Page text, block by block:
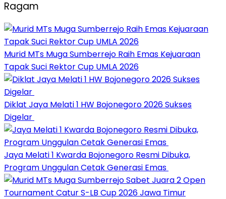
Ragam
Murid MTs Muga Sumberrejo Raih Emas Kejuaraan
Tapak Suci Rektor Cup UMLA 2026
Diklat Jaya Melati 1 HW Bojonegoro 2026 Sukses
Digelar
Jaya Melati 1 Kwarda Bojonegoro Resmi Dibuka,
Program Unggulan Cetak Generasi Emas